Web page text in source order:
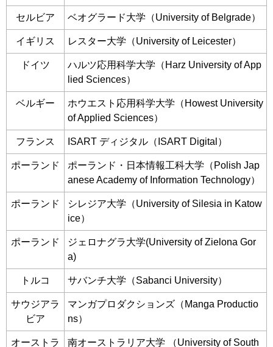
セルビア ベオグラード大学（University of Belgrade）
イギリス レスター大学（University of Leicester）
ドイツ
ハルツ応用科学大学（Harz University of App
lied Sciences）
ベルギー
ホウエスト応用科学大学（Howest University
of Applied Sciences）
フランス ISART ディジタル（ISART Digital）
ポーランド
ポーランド・日本情報工科大学（Polish Jap
anese Academy of Information Technology）
ポーランド
シレジア大学（University of Silesia in Katow
ice）
ポーランド
ジェロナグラ大学(University of Zielona Gor
a)
トルコ サバンチ大学（Sabanci University）
サウジアラ
ビア
マンガプロダクションズ（Manga Productio
ns）
オーストラ
南オーストラリア大学 （University of South